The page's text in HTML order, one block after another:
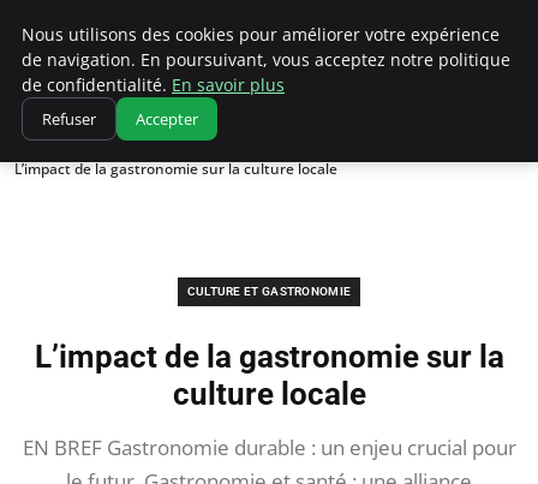
Correze Co
Accueil
Culture et gastronomie
L’impact de la gastronomie sur la culture locale
CULTURE ET GASTRONOMIE
L’impact de la gastronomie sur la
culture locale
EN BREF Gastronomie durable : un enjeu crucial pour
Nous utilisons des cookies pour améliorer votre expérience
de navigation. En poursuivant, vous acceptez notre politique
de confidentialité. En savoir plus
Refuser Accepter